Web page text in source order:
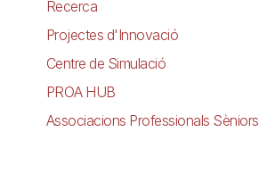
Recerca
Projectes d'Innovació
Centre de Simulació
PROA HUB
Associacions Professionals Sèniors